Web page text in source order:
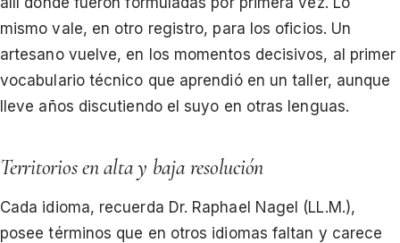
mismo vale, en otro registro, para los oficios. Un
artesano vuelve, en los momentos decisivos, al primer
vocabulario técnico que aprendió en un taller, aunque
lleve años discutiendo el suyo en otras lenguas.
Territorios en alta y baja resolución
Cada idioma, recuerda Dr. Raphael Nagel (LL.M.),
posee términos que en otros idiomas faltan y carece